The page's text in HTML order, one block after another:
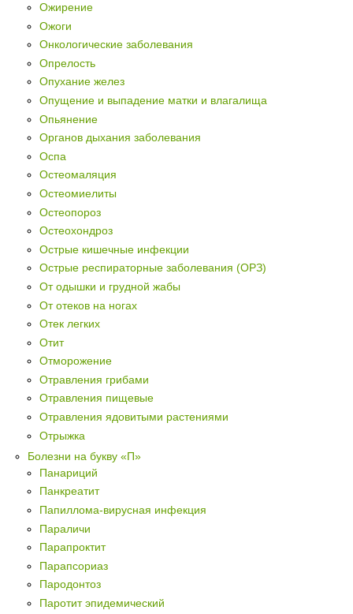
Ожирение
Ожоги
Онкологические заболевания
Опрелость
Опухание желез
Опущение и выпадение матки и влагалища
Опьянение
Органов дыхания заболевания
Оспа
Остеомаляция
Остеомиелиты
Остеопороз
Остеохондроз
Острые кишечные инфекции
Острые респираторные заболевания (ОРЗ)
От одышки и грудной жабы
От отеков на ногах
Отек легких
Отит
Отморожение
Отравления грибами
Отравления пищевые
Отравления ядовитыми растениями
Отрыжка
Болезни на букву «П»
Панариций
Панкреатит
Папиллома-вирусная инфекция
Параличи
Парапроктит
Парапсориаз
Пародонтоз
Паротит эпидемический